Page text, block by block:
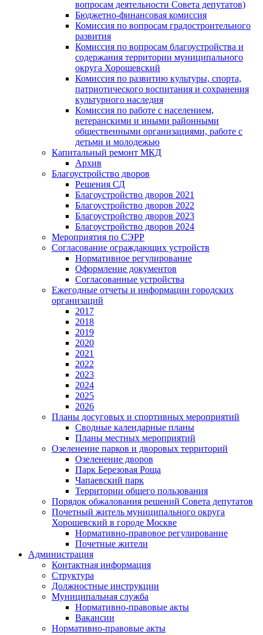
вопросам деятельности Совета депутатов)
Бюджетно-финансовая комиссия
Комиссия по вопросам градостроительного
развития
Комиссия по вопросам благоустройства и
содержания территории муниципального
округа Хорошевский
Комиссия по развитию культуры, спорта,
патриотического воспитания и сохранения
культурного наследия
Комиссия по работе с населением,
ветеранскими и иными районными
общественными организациями, работе с
детьми и молодежью
Капитальный ремонт МКД
Архив
Благоустройство дворов
Решения СД
Благоустройство дворов 2021
Благоустройство дворов 2022
Благоустройство дворов 2023
Благоустройство дворов 2024
Мероприятия по СЭРР
Согласование ограждающих устройств
Нормативное регулирование
Оформление документов
Согласованные устройства
Ежегодные отчеты и информации городских
организаций
2017
2018
2019
2020
2021
2022
2023
2024
2025
2026
Планы досуговых и спортивных мероприятий
Сводные календарные планы
Планы местных мероприятий
Озеленение парков и дворовых территорий
Озеленение дворов
Парк Березовая Роща
Чапаевский парк
Территории общего пользования
Порядок обжалования решений Совета депутатов
Почетный житель муниципального округа
Хорошевский в городе Москве
Нормативно-правовое регулирование
Почетные жители
Администрация
Контактная информация
Структура
Должностные инструкции
Муниципальная служба
Нормативно-правовые акты
Вакансии
Нормативно-правовые акты